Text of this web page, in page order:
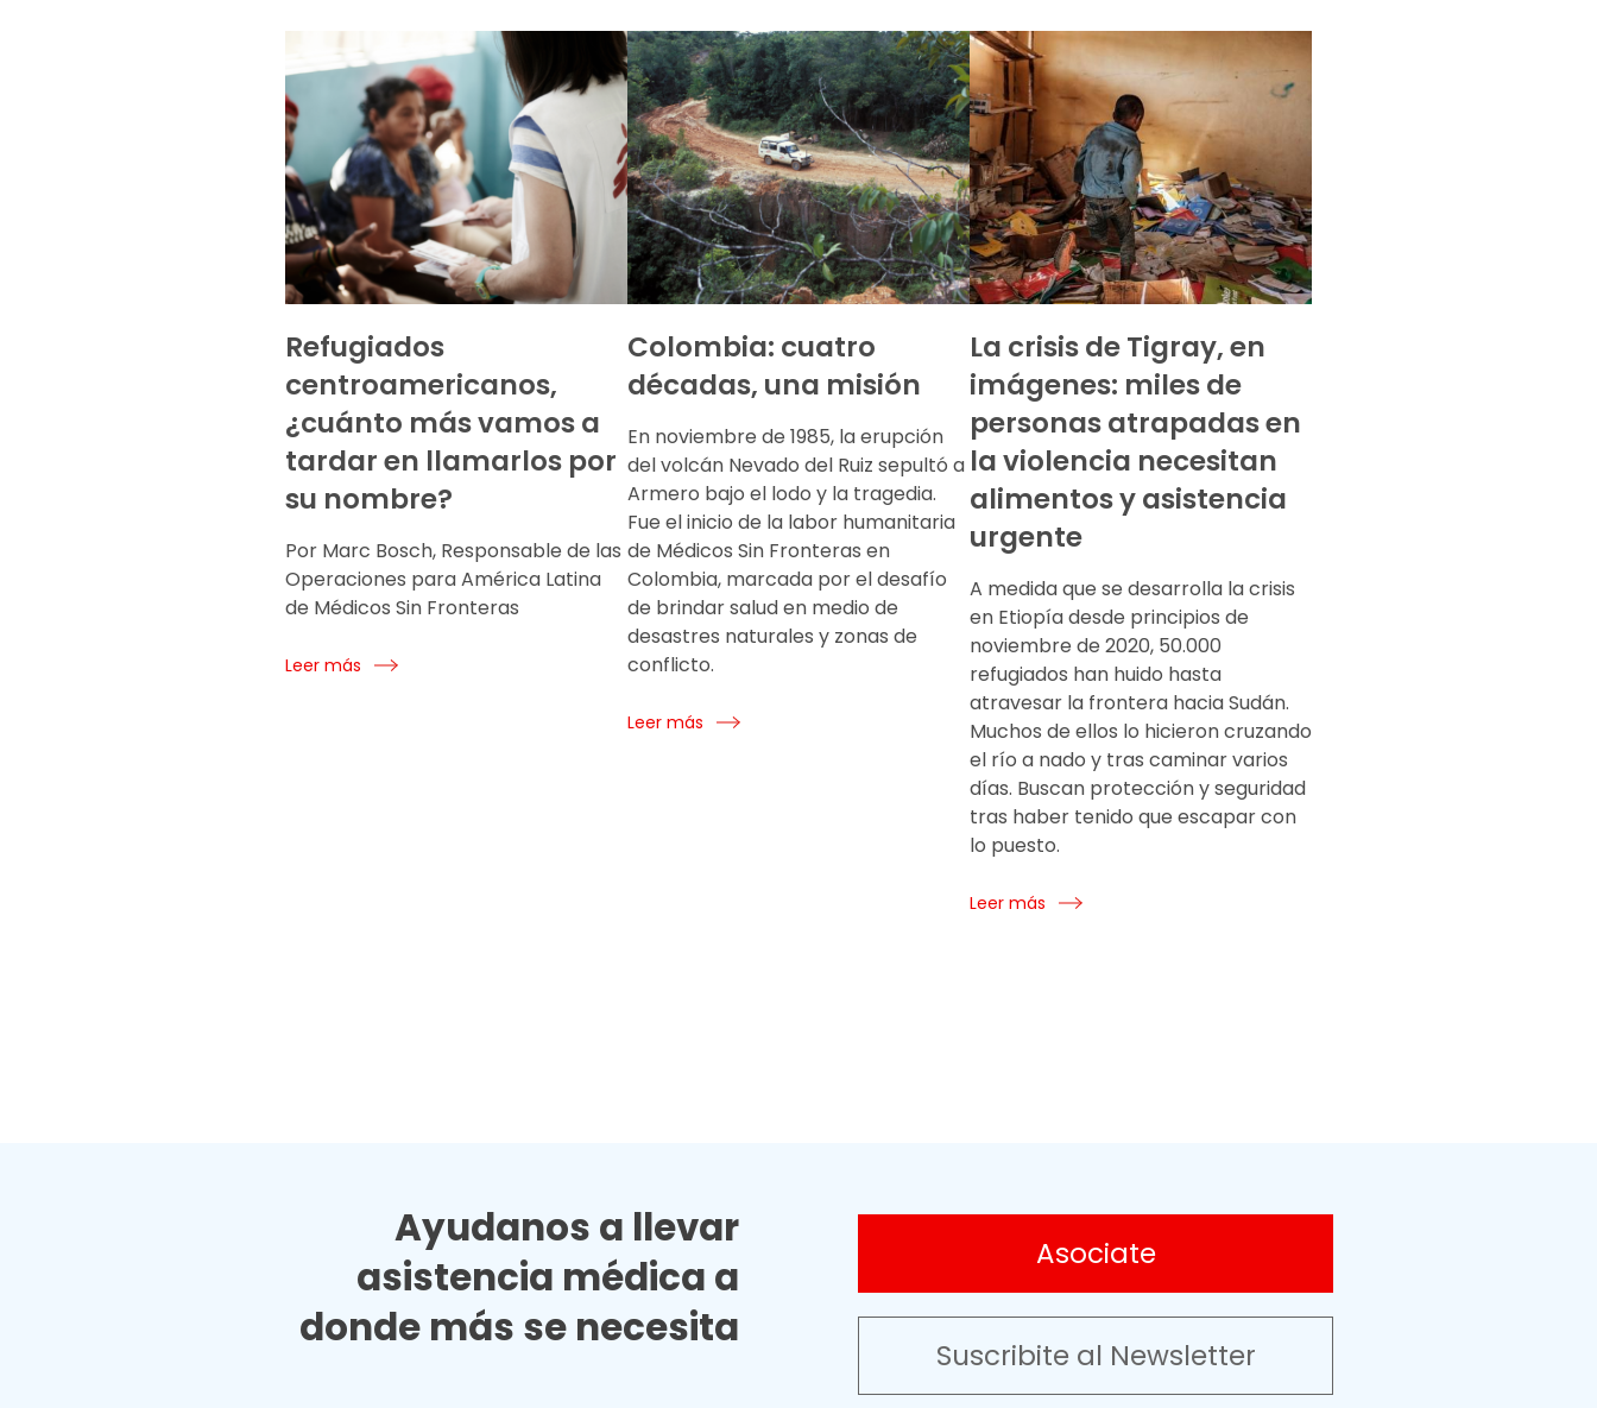
Refugiados
centroamericanos,
¿cuánto más vamos a
tardar en llamarlos por
su nombre?
Por Marc Bosch, Responsable de las
Operaciones para América Latina
de Médicos Sin Fronteras
Leer más
Colombia: cuatro
décadas, una misión
En noviembre de 1985, la erupción
del volcán Nevado del Ruiz sepultó a
Armero bajo el lodo y la tragedia.
Fue el inicio de la labor humanitaria
de Médicos Sin Fronteras en
Colombia, marcada por el desafío
de brindar salud en medio de
desastres naturales y zonas de
conflicto.
Leer más
La crisis de Tigray, en
imágenes: miles de
personas atrapadas en
la violencia necesitan
alimentos y asistencia
urgente
A medida que se desarrolla la crisis
en Etiopía desde principios de
noviembre de 2020, 50.000
refugiados han huido hasta
atravesar la frontera hacia Sudán.
Muchos de ellos lo hicieron cruzando
el río a nado y tras caminar varios
días. Buscan protección y seguridad
tras haber tenido que escapar con
lo puesto.
Leer más
Ayudanos a llevar
asistencia médica a
donde más se necesita
Asociate
Suscribite al Newsletter